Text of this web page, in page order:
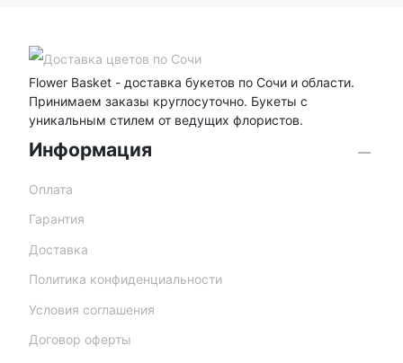
Flower Basket - доставка букетов по Сочи и области.
Принимаем заказы круглосуточно. Букеты с
уникальным стилем от ведущих флористов.
Информация
Оплата
Гарантия
Доставка
Политика конфиденциальности
Условия соглашения
Договор оферты